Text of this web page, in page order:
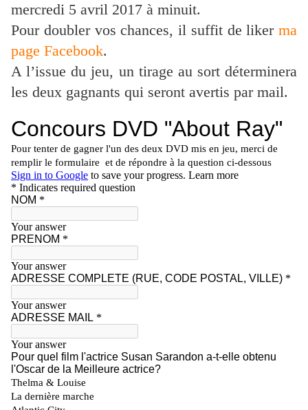
mercredi 5 avril 2017 à minuit.
Pour doubler vos chances, il suffit de liker ma
page Facebook.
A l’issue du jeu, un tirage au sort déterminera
les deux gagnants qui seront avertis par mail.